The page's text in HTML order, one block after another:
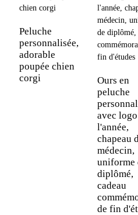
Peluche
personnalisée,
adorable
poupée chien
corgi
Ours en
peluche
avec
l'année,
chapeau
médecin,
uniforme
diplômé,
cadeau
de fin